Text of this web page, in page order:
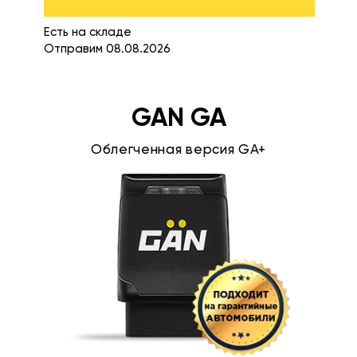
Есть на складе
Отправим 08.08.2026
GAN GA
Облегченная версия GA+